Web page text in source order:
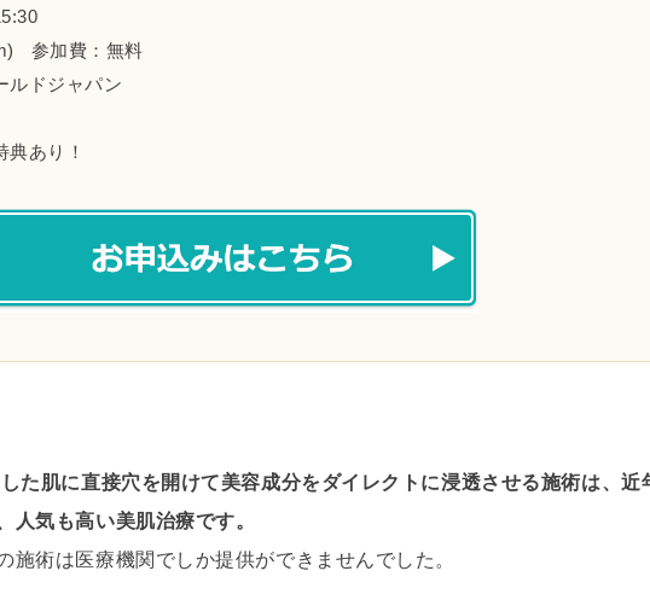
参加費：無料
ルドジャパン
あり！
た肌に直接穴を開けて美容成分をダイレクトに浸透させる施術は、近
人気も高い美肌治療です。
施術は医療機関でしか提供ができませんでした。